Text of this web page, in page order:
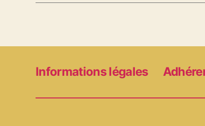
Informations légales